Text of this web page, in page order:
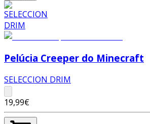
Pelúcia Creeper do Minecraft
SELECCION DRIM
19,99€